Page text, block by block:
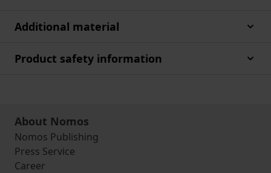
Additional material
Product safety information
About Nomos
Nomos Publishing
Press Service
Career